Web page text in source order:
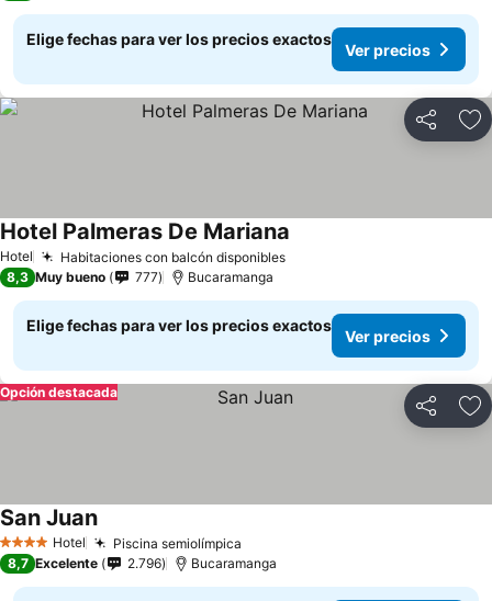
Elige fechas para ver los precios exactos
Ver precios
Compartir
Hotel Habitaciones con balcón disponiblesVer precios
Hotel Palmeras De Mariana
8,3 Muy bueno 777 Bucaramanga
Elige fechas para ver los precios exactos
Ver precios
Compartir
Opción destacada
4 EstrellasHotel Piscina semiolímpica
San JuanVer precios
8,7 Excelente 2.796 Bucaramanga